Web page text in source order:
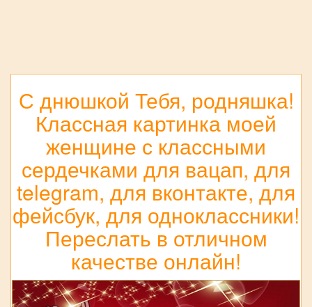
С днюшкой Тебя, родняшка!
Классная картинка моей
женщине с классными
сердечками для вацап, для
telegram, для вконтакте, для
фейсбук, для одноклассники!
Переслать в отличном
качестве онлайн!